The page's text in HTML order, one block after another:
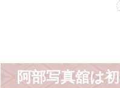
阿部写真舘は